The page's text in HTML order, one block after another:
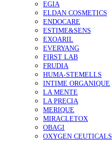
EGIA
ELDAN COSMETICS
ENDOCARE
ESTIME&SENS
EXOARIL
EVERYANG
FIRST LAB
FRUDIA
HUMA-STEMELLS
INTIME ORGANIQUE
LA MENTE
LA PRECIA
MERIQUE
MIRACLETOX
OBAGI
OXYGEN CEUTICALS